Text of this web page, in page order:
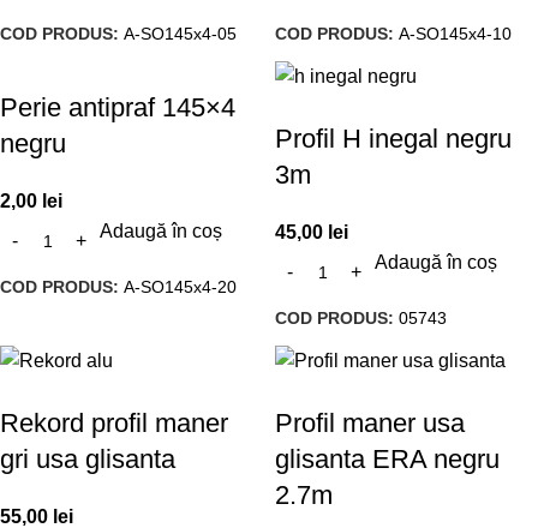
COD PRODUS: A-SO145x4-05 COD PRODUS: A-SO145x4-10
Perie antipraf 145×4
negru
2,00 lei
Adaugă în coș
COD PRODUS: A-SO145x4-20
Profil H inegal negru
3m
45,00 lei
Adaugă în coș
COD PRODUS: 05743
Rekord profil maner
gri usa glisanta
55,00 lei
Profil maner usa
glisanta ERA negru
2.7m